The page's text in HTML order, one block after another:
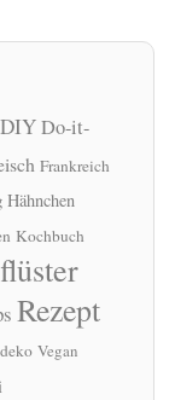
DIYDo-it-
Frankreich
Hähnchen
Kochbuch
Rezept
Vegan